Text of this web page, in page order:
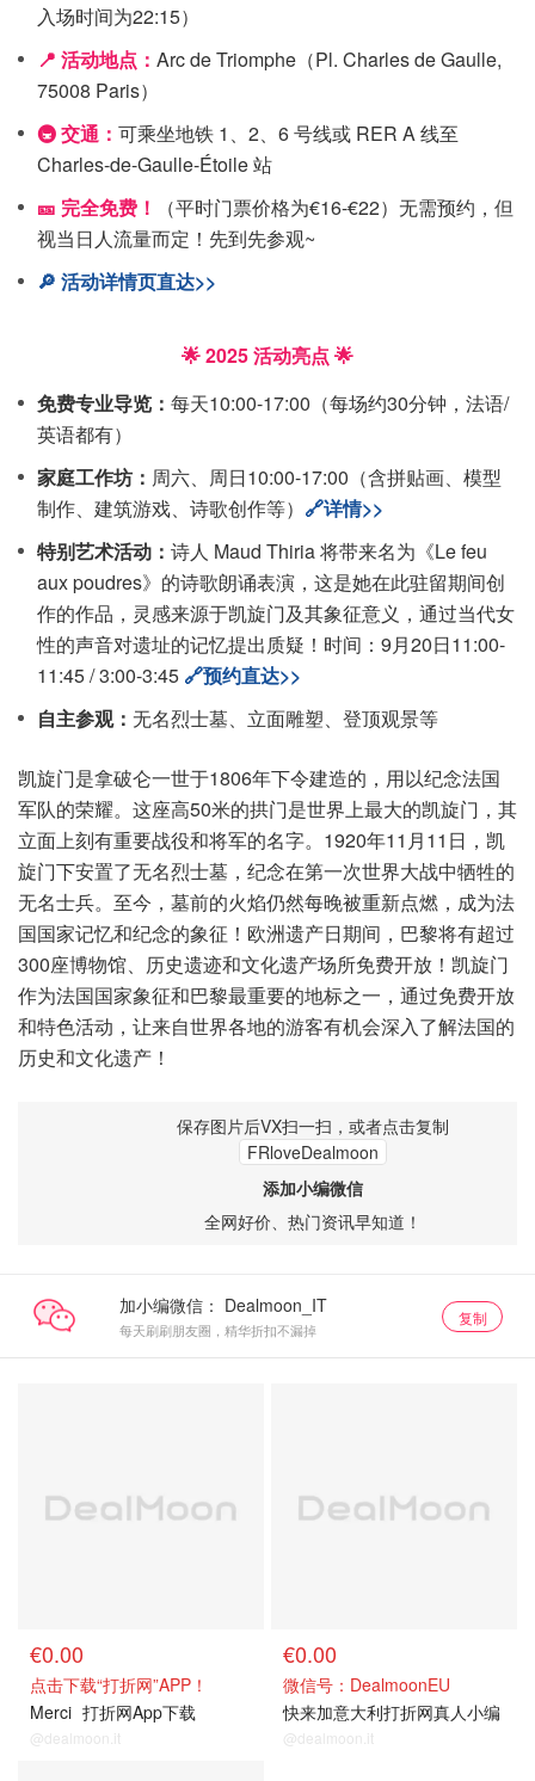
入场时间为22:15）
📍 活动地点： Arc de Triomphe（Pl. Charles de Gaulle,
75008 Paris）
🚇 交通： 可乘坐地铁 1、2、6 号线或 RER A 线至
Charles-de-Gaulle-Étoile 站
🎫 完全免费！
（平时门票价格为€16-€22）无需预约，但
视当日人流量而定！先到先参观~
🔎 活动详情页直达>>
🌟 2025 活动亮点 🌟
免费专业导览： 每天10:00-17:00（每场约30分钟，法语/
英语都有）
家庭工作坊： 周六、周日10:00-17:00（含拼贴画、模型
制作、建筑游戏、诗歌创作等） 🔗详情>>
特别艺术活动： 诗人 Maud Thiria 将带来名为《Le feu
aux poudres》的诗歌朗诵表演，这是她在此驻留期间创
作的作品，灵感来源于凯旋门及其象征意义，通过当代女
性的声音对遗址的记忆提出质疑！时间：9月20日11:00-
11:45 / 3:00-3:45 🔗预约直达>>
自主参观： 无名烈士墓、立面雕塑、登顶观景等
凯旋门是拿破仑一世于1806年下令建造的，用以纪念法国
军队的荣耀。这座高50米的拱门是世界上最大的凯旋门，其
立面上刻有重要战役和将军的名字。1920年11月11日，凯
旋门下安置了无名烈士墓，纪念在第一次世界大战中牺牲的
无名士兵。至今，墓前的火焰仍然每晚被重新点燃，成为法
国国家记忆和纪念的象征！欧洲遗产日期间，巴黎将有超过
300座博物馆、历史遗迹和文化遗产场所免费开放！凯旋门
作为法国国家象征和巴黎最重要的地标之一，通过免费开放
和特色活动，让来自世界各地的游客有机会深入了解法国的
历史和文化遗产！
保存图片后VX扫一扫，或者点击复制
FRloveDealmoon
添加小编微信
全网好价、热门资讯早知道！
加小编微信：
每天刷刷朋友圈，精华折扣不漏掉
复制
€0.00
点击下载“打折网”APP！
Merci 打折网App下载
@dealmoon.it
€0.00
微信号：DealmoonEU
快来加意大利打折网真人小编
@dealmoon.it